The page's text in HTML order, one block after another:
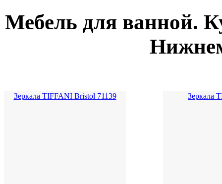
Мебель для ванной.
Зеркала TIFFANI Bristol 71139 Зеркала